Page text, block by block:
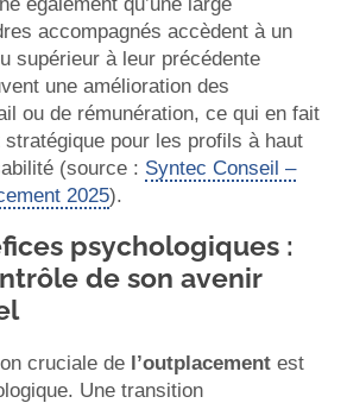
accompagnés accèdent à un
supérieur à leur précédente
une amélioration des
ou de rémunération, ce qui en fait
pour les profils à haut
(source : Syntec Conseil –
2025).
psychologiques :
de son avenir
cruciale de l’outplacement est
Une transition